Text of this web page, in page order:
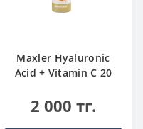
Maxler Hyaluronic
Acid + Vitamin C 20
2 000 тг.